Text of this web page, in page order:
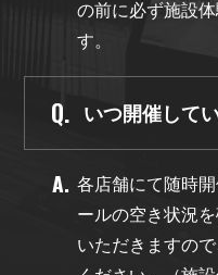
の前に必ず施設
す。
いつ開催して
各店舗にて随時
ールの空き状況
いただきますの